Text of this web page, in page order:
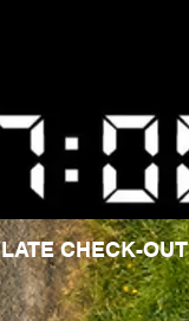
LATE CHECK-OUT